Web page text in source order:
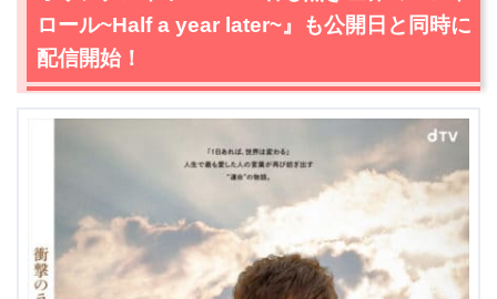
ロール~Half a year later~』も公開日と同時に
配信開始！